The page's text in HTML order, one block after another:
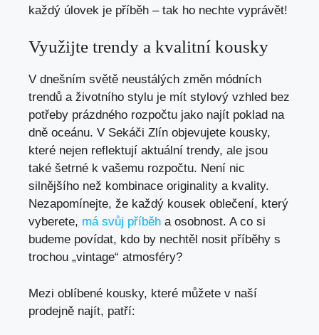
každý úlovek je příběh – ⁣tak ho nechte vyprávět!
Využijte trendy a kvalitní kousky
V dnešním světě ⁢neustálých změn ⁢módních
trendů​ a životního stylu⁣ je ‌mít stylový vzhled bez
potřeby prázdného rozpočtu jako najít poklad na‍
dně oceánu. V Sekáči Zlín objevujete kousky,
které nejen reflektují aktuální trendy,​ ale ⁢jsou
také šetrné k vašemu rozpočtu. Není⁤ nic
silnějšího než ⁢kombinace ‍originality a kvality. ​
Nezapomínejte, že každý ‍kousek oblečení, který
vyberete,⁤ má svůj příběh a osobnost.​ A co si
budeme⁤ povídat, kdo by nechtěl nosit příběhy ⁣s‍
trochou „vintage“ atmosféry?
Mezi oblíbené kousky, ⁤které můžete v naší
prodejně ​najít, patří: